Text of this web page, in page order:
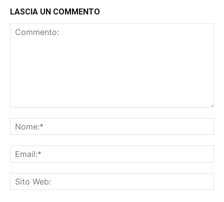
LASCIA UN COMMENTO